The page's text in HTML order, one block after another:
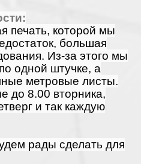
печать, которой мы
большая
Из-за этого мы
одной штучке, а
метровые листы.
до 8.00 вторника,
и так каждую
рады сделать для